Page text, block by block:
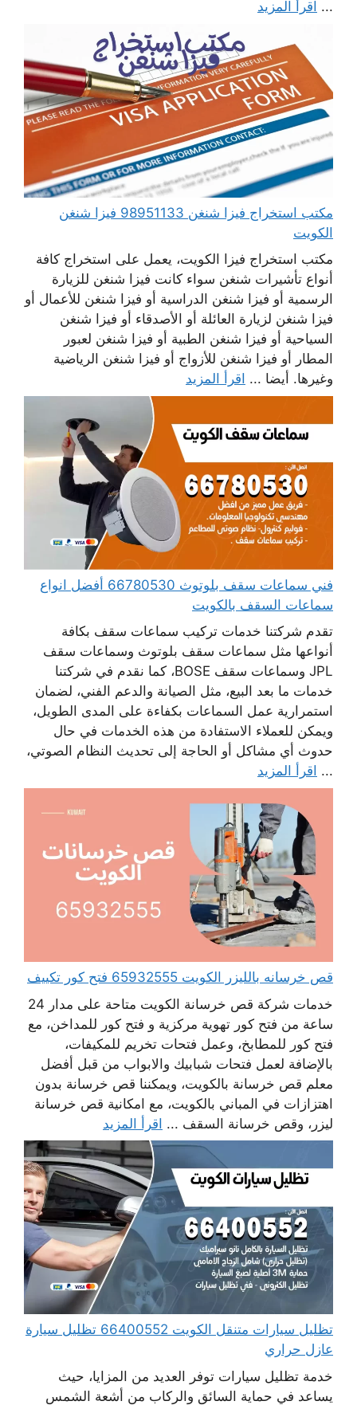
... اقرأ المزيد
مكتب استخراج فيزا شنغن 98951133 فيزا شنغن
الكويت
مكتب استخراج فيزا الكويت، يعمل على استخراج كافة
أنواع تأشيرات شنغن سواء كانت فيزا شنغن للزيارة
الرسمية أو فيزا شنغن الدراسية أو فيزا شنغن للأعمال أو
فيزا شنغن لزيارة العائلة أو الأصدقاء أو فيزا شنغن
السياحية أو فيزا شنغن الطبية أو فيزا شنغن لعبور
المطار أو فيزا شنغن للأزواج أو فيزا شنغن الرياضية
وغيرها. أيضا ... اقرأ المزيد
فني سماعات سقف بلوتوث 66780530 أفضل انواع
سماعات السقف بالكويت
تقدم شركتنا خدمات تركيب سماعات سقف بكافة
أنواعها مثل سماعات سقف بلوتوث وسماعات سقف
JPL وسماعات سقف BOSE، كما نقدم في شركتنا
خدمات ما بعد البيع، مثل الصيانة والدعم الفني، لضمان
استمرارية عمل السماعات بكفاءة على المدى الطويل،
ويمكن للعملاء الاستفادة من هذه الخدمات في حال
حدوث أي مشاكل أو الحاجة إلى تحديث النظام الصوتي،
... اقرأ المزيد
قص خرسانه بالليزر الكويت 65932555 فتح كور تكييف
خدمات شركة قص خرسانة الكويت متاحة على مدار 24
ساعة من فتح كور تهوية مركزية و فتح كور للمداخن، مع
فتح كور للمطابخ، وعمل فتحات تخريم للمكيفات،
بالإضافة لعمل فتحات شبابيك والابواب من قبل أفضل
معلم قص خرسانة بالكويت، ويمكننا قص خرسانة بدون
اهتزازات في المباني بالكويت، مع امكانية قص خرسانة
ليزر، وقص خرسانة السقف ... اقرأ المزيد
تظليل سيارات متنقل الكويت 66400552 تظليل سيارة
عازل حراري
خدمة تظليل سيارات توفر العديد من المزايا، حيث
يساعد في حماية السائق والركاب من أشعة الشمس